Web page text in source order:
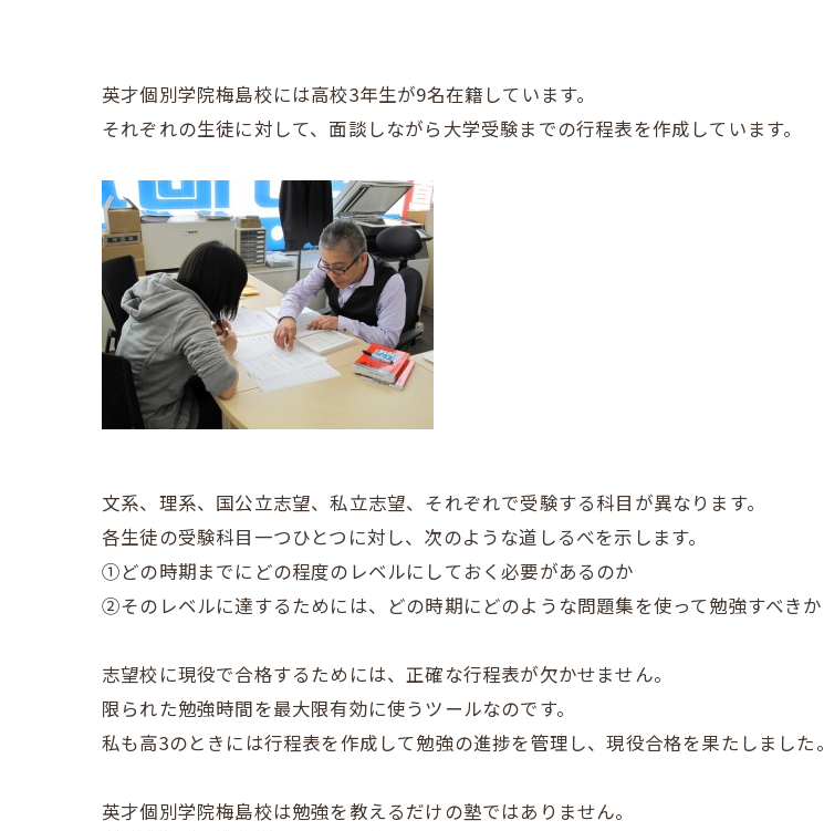
英才個別学院梅島校には高校3年生が9名在籍しています。
それぞれの生徒に対して、面談しながら大学受験までの行程表を作成しています。
文系、理系、国公立志望、私立志望、それぞれで受験する科目が異なります。
各生徒の受験科目一つひとつに対し、次のような道しるべを示します。
①どの時期までにどの程度のレベルにしておく必要があるのか
②そのレベルに達するためには、どの時期にどのような問題集を使って勉強すべきか
志望校に現役で合格するためには、正確な行程表が欠かせません。
限られた勉強時間を最大限有効に使うツールなのです。
私も高3のときには行程表を作成して勉強の進捗を管理し、現役合格を果たしました。
英才個別学院梅島校は勉強を教えるだけの塾ではありません。